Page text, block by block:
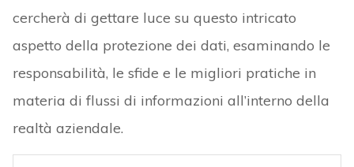
cercherà di gettare luce su questo intricato
aspetto della protezione dei dati, esaminando le
responsabilità, le sfide e le migliori pratiche in
materia di flussi di informazioni all’interno della
realtà aziendale.